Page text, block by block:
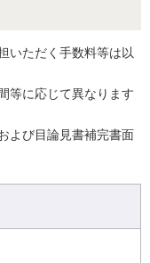
いただく手数料等は以
等に応じて異なります
よび目論見書補完書面